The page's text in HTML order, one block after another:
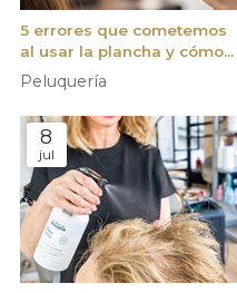
5 errores que cometemos
al usar la plancha y cómo
evitarlos
Peluquería
8
jul